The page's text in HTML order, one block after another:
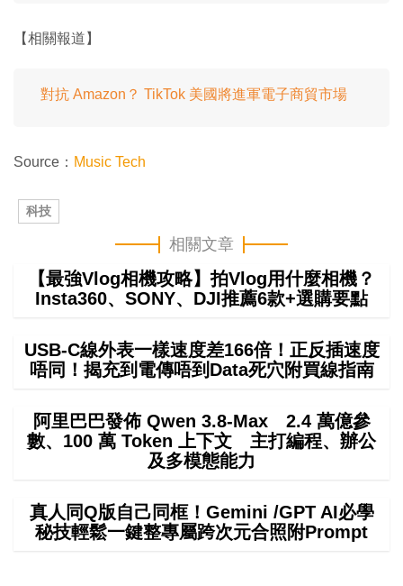
【相關報道】
對抗 Amazon？ TikTok 美國將進軍電子商貿市場
Source： Music Tech
科技
相關文章
【最強Vlog相機攻略】拍Vlog用什麼相機？
Insta360、SONY、DJI推薦6款+選購要點
USB-C線外表一樣速度差166倍！正反插速度
唔同！揭充到電傳唔到Data死穴附買線指南
阿里巴巴發佈 Qwen 3.8-Max 2.4 萬億參
數、100 萬 Token 上下文 主打編程、辦公
及多模態能力
真人同Q版自己同框！Gemini /GPT AI必學
秘技輕鬆一鍵整專屬跨次元合照附Prompt